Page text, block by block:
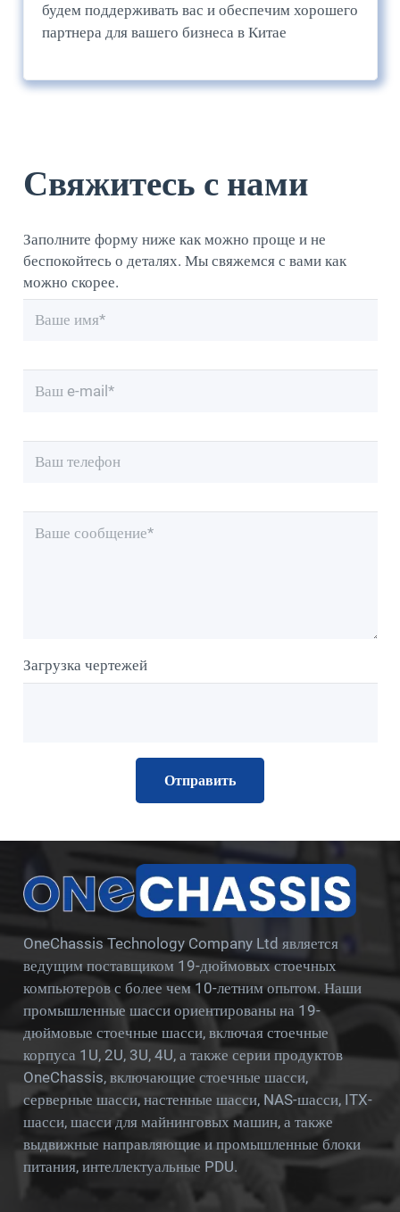
будем поддерживать вас и обеспечим хорошего
партнера для вашего бизнеса в Китае
Свяжитесь с нами
Заполните форму ниже как можно проще и не
беспокойтесь о деталях. Мы свяжемся с вами как
можно скорее.
Загрузка чертежей
OneChassis Technology Company Ltd является
ведущим поставщиком 19-дюймовых стоечных
компьютеров с более чем 10-летним опытом. Наши
промышленные шасси ориентированы на 19-
дюймовые стоечные шасси, включая стоечные
корпуса 1U, 2U, 3U, 4U, а также серии продуктов
OneChassis, включающие стоечные шасси,
серверные шасси, настенные шасси, NAS-шасси, ITX-
шасси, шасси для майнинговых машин, а также
выдвижные направляющие и промышленные блоки
питания, интеллектуальные PDU.